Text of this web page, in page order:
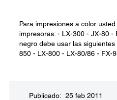
Para impresiones a color
impresoras: - LX-300 - JX-80 -
negro debe usar las
850 - LX-800 - LX-80/86 - FX-
Publicado: 25 feb 2011